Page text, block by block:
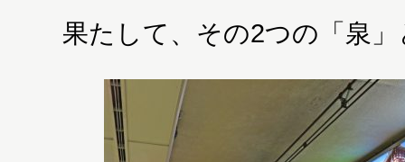
果たして、その2つの「泉